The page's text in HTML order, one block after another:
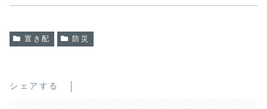
置き配 防災
シェアする